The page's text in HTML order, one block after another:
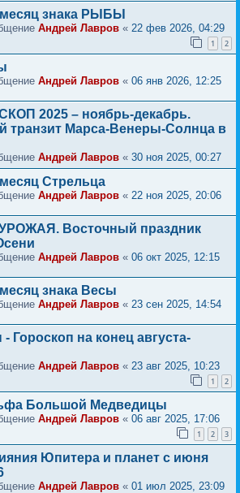
знака РЫБЫ
Андрей Лавров « 22 фев 2026, 04:29
1 2
Андрей Лавров « 06 янв 2026, 12:25
2025 – ноябрь-декабрь.
транзит Марса-Венеры-Солнца в
Андрей Лавров « 30 ноя 2025, 00:27
Стрельца
Андрей Лавров « 22 ноя 2025, 20:06
Восточный праздник
Андрей Лавров « 06 окт 2025, 12:15
знака Весы
Андрей Лавров « 23 сен 2025, 14:54
Гороскоп на конец августа-
Андрей Лавров « 23 авг 2025, 10:23
1 2
Большой Медведицы
Андрей Лавров « 06 авг 2025, 17:06
1 2 3
Юпитера и планет с июня
Андрей Лавров « 01 июл 2025, 23:09